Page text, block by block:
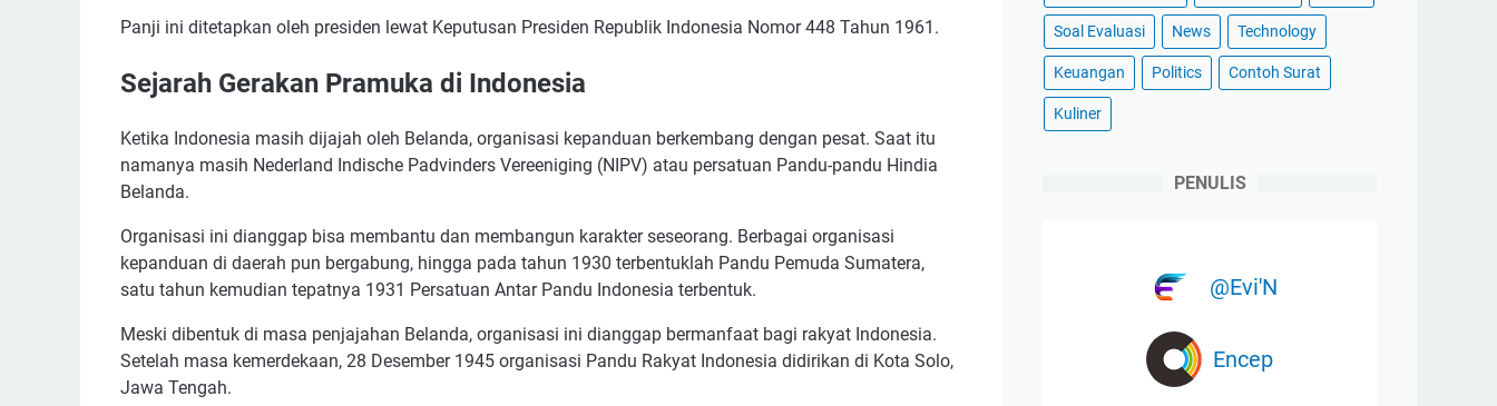
Panji ini ditetapkan oleh presiden lewat Keputusan Presiden Republik Indonesia Nomor 448 Tahun 1961.
Sejarah Gerakan Pramuka di Indonesia
Ketika Indonesia masih dijajah oleh Belanda, organisasi kepanduan berkembang dengan pesat. Saat itu
namanya masih Nederland Indische Padvinders Vereeniging (NIPV) atau persatuan Pandu-pandu Hindia
Belanda.
Organisasi ini dianggap bisa membantu dan membangun karakter seseorang. Berbagai organisasi
kepanduan di daerah pun bergabung, hingga pada tahun 1930 terbentuklah Pandu Pemuda Sumatera,
satu tahun kemudian tepatnya 1931 Persatuan Antar Pandu Indonesia terbentuk.
Meski dibentuk di masa penjajahan Belanda, organisasi ini dianggap bermanfaat bagi rakyat Indonesia.
Setelah masa kemerdekaan, 28 Desember 1945 organisasi Pandu Rakyat Indonesia didirikan di Kota Solo,
Jawa Tengah.
Soal Evaluasi News Technology
Keuangan Politics Contoh Surat
Kuliner
PENULIS
@Evi'N
Encep